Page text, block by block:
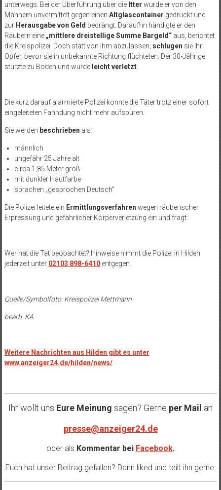
unterwegs. Bei der Überführung über die Itter wurde er von den
Männern unvermittelt gegen einen Altglascontainer gedrückt und
zur Herausgabe von Geld bedrängt. Daraufhn händigte er den
Räubern eine „mittlere dreistellige Summe Bargeld“aus, berichtet
die Kreispolizei. Doch statt von ihm abzulassen, schlugen sie ihr
Opfer, bevor sie in unbekannte Richtung flüchteten. Der 30-Jährige
stürzte zu Boden und wurde leicht verletzt.
Die kurz darauf alarmierte Polizei konnte die Täter trotz einer sofort
eingeleiteten Fahndung nicht mehr aufspüren.
Sie werden beschrieben als:
männlich
ungefähr 25 Jahre alt
circa 1,85 Meter groß
mit dunkler Hautfarbe
sprachen „gesprochen Deutsch“
Die Polizei leitete ein Ermittlungsverfahren wegen räuberischer
Erpressung und gefährlicher Körperverletzung ein und fragt:
Wer hat die Tat beobachtet? Hinweise nimmt die Polizei in Hilden
jederzeit unter 02103 898-6410entgegen.
Quelle/Symbolfoto: Kreispolizei Mettmann
bearb. KA
Weitere Nachrichten aus Hilden gibt es unter
www.anzeiger24.de/hilden/news/
Ihr wollt uns Eure Meinung sagen? Gerne per Mail an
presse@anzeiger24.de
oder als Kommentar bei Facebook.
Euch hat unser Beitrag gefallen? Dann liked und teilt ihn gerne.